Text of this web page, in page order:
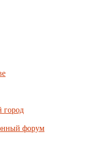
город
форум